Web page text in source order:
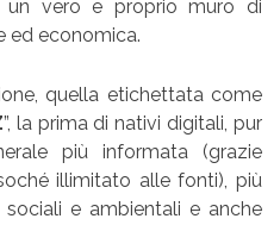
un vero e proprio muro di
ed economica.
quella etichettata come
”, la prima di nativi digitali, pur
più informata (grazie
illimitato alle fonti), più
e ambientali e anche